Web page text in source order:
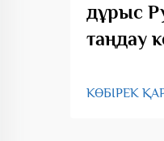
дұрыс
таңдау
КӨБІРЕК